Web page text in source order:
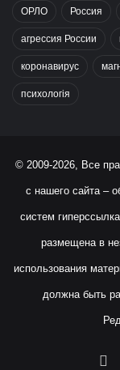
ОРЛО Россия
агрессия России
коронавирус
психологія
© 2009-2026, Все
с нашего сайта –
систем
размещена в
использования
должна быть